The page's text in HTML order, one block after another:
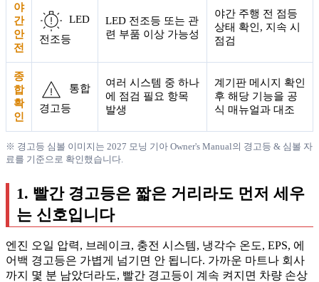
야
간
안
전
LED
전조등
LED 전조등 또는 관
련 부품 이상 가능성
야간 주행 전 점등
상태 확인, 지속 시
점검
종
합
확
인
통합
경고등
여러 시스템 중 하나
에 점검 필요 항목
발생
계기판 메시지 확인
후 해당 기능을 공
식 매뉴얼과 대조
※ 경고등 심볼 이미지는 2027 모닝 기아 Owner's Manual의 경고등 & 심볼 자
료를 기준으로 확인했습니다.
1. 빨간 경고등은 짧은 거리라도 먼저 세우
는 신호입니다
엔진 오일 압력, 브레이크, 충전 시스템, 냉각수 온도, EPS, 에
어백 경고등은 가볍게 넘기면 안 됩니다. 가까운 마트나 회사
까지 몇 분 남았더라도, 빨간 경고등이 계속 켜지면 차량 손상